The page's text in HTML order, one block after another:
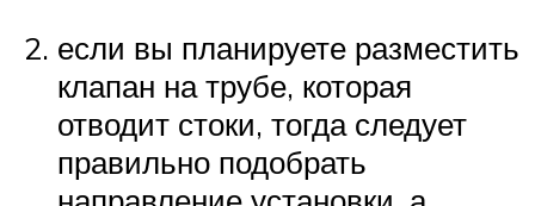
если вы планируете разместить
клапан на трубе, которая
отводит стоки, тогда следует
правильно подобрать